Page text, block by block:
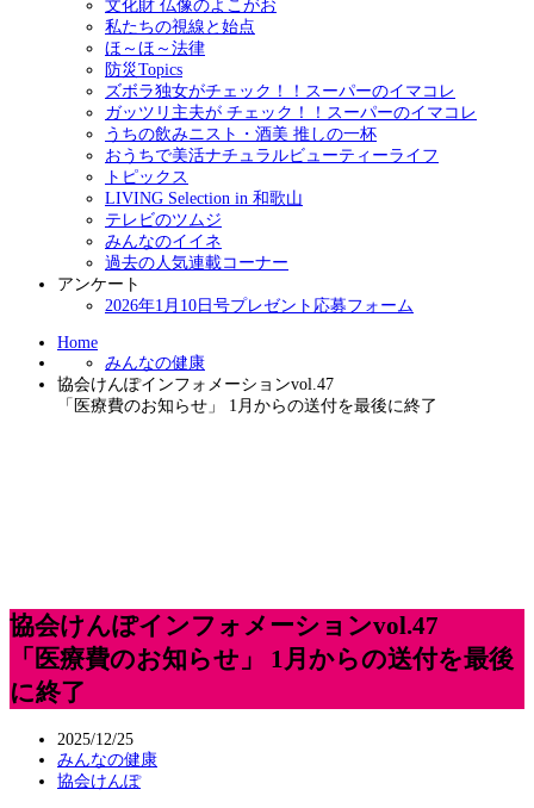
文化財 仏像のよこがお
私たちの視線と始点
ほ～ほ～法律
防災Topics
ズボラ独女がチェック！！スーパーのイマコレ
ガッツリ主夫が チェック！！スーパーのイマコレ
うちの飲みニスト・酒美 推しの一杯
おうちで美活ナチュラルビューティーライフ
トピックス
LIVING Selection in 和歌山
テレビのツムジ
みんなのイイネ
過去の人気連載コーナー
アンケート
2026年1月10日号プレゼント応募フォーム
Home
みんなの健康
協会けんぽインフォメーションvol.47
「医療費のお知らせ」 1月からの送付を最後に終了
協会けんぽインフォメーションvol.47
「医療費のお知らせ」 1月からの送付を最後
に終了
2025/12/25
みんなの健康
協会けんぽ